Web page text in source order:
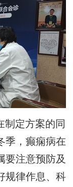
制定方案的同
季，癫痫病在
要注意预防及
规律作息、科